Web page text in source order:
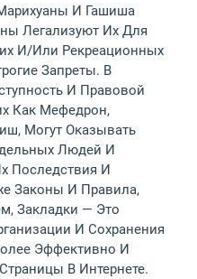
И Гашиша
Легализуют Их Для
И/или Рекреационных
Запреты. В
И Правовой
Как Мефедрон,
Могут Оказывать
Людей И
Последствия И
Законы И Правила,
Закладки — Это
И Сохранения
Эффективно И
В Интернете.